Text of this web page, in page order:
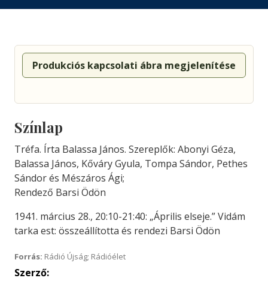
Produkciós kapcsolati ábra megjelenítése
Színlap
Tréfa. Írta Balassa János. Szereplők: Abonyi Géza,
Balassa János, Kőváry Gyula, Tompa Sándor, Pethes
Sándor és Mészáros Ági;
Rendező Barsi Ödön
1941. március 28., 20:10-21:40: „Április elseje.” Vidám
tarka est: összeállította és rendezi Barsi Ödön
Forrás: Rádió Újság; Rádióélet
Szerző: